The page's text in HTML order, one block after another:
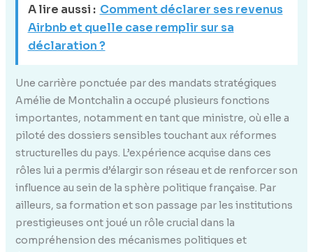
A lire aussi : Comment déclarer ses revenus
Airbnb et quelle case remplir sur sa
déclaration ?
Une carrière ponctuée par des mandats stratégiques
Amélie de Montchalin a occupé plusieurs fonctions
importantes, notamment en tant que ministre, où elle a
piloté des dossiers sensibles touchant aux réformes
structurelles du pays. L’expérience acquise dans ces
rôles lui a permis d’élargir son réseau et de renforcer son
influence au sein de la sphère politique française. Par
ailleurs, sa formation et son passage par les institutions
prestigieuses ont joué un rôle crucial dans la
compréhension des mécanismes politiques et